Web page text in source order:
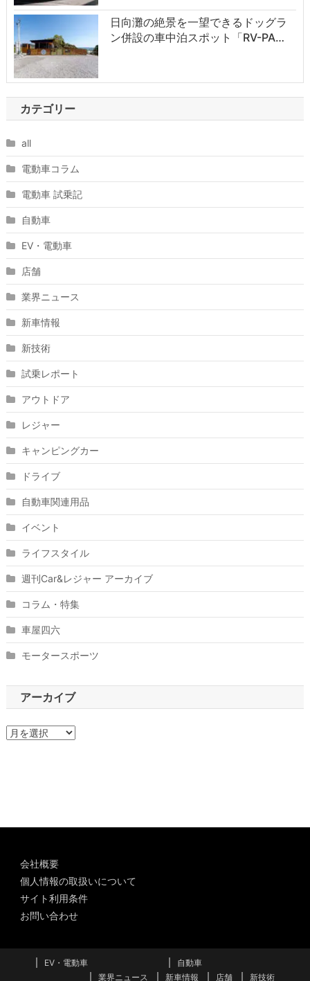
日向灘の絶景を一望できるドッグラ
ン併設の車中泊スポット「RV-PA…
カテゴリー
all
電動車コラム
電動車 試乗記
自動車
EV・電動車
店舗
業界ニュース
新車情報
新技術
試乗レポート
アウトドア
レジャー
キャンピングカー
ドライブ
自動車関連用品
イベント
ライフスタイル
週刊Car&レジャー アーカイブ
コラム・特集
車屋四六
モータースポーツ
アーカイブ
ア
会社概要
個人情報の取扱いについて
サイト利用条件
お問い合わせ
EV・電動車
自動車
業界ニュース
新車情報 店舗 新技術